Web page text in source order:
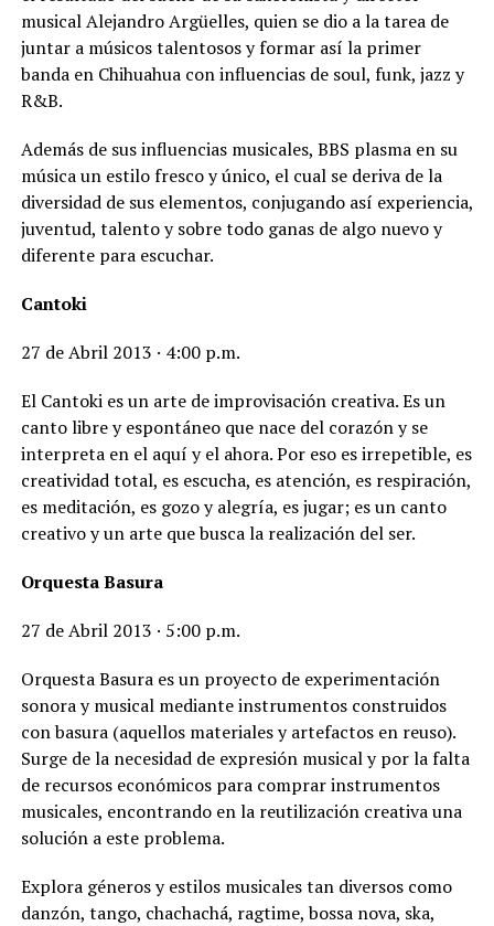
musical Alejandro Argüelles, quien se dio a la tarea de
juntar a músicos talentosos y formar así la primer
banda en Chihuahua con influencias de soul, funk, jazz y
R&B.
Además de sus influencias musicales, BBS plasma en su
música un estilo fresco y único, el cual se deriva de la
diversidad de sus elementos, conjugando así experiencia,
juventud, talento y sobre todo ganas de algo nuevo y
diferente para escuchar.
Cantoki
27 de Abril 2013 · 4:00 p.m.
El Cantoki es un arte de improvisación creativa. Es un
canto libre y espontáneo que nace del corazón y se
interpreta en el aquí y el ahora. Por eso es irrepetible, es
creatividad total, es escucha, es atención, es respiración,
es meditación, es gozo y alegría, es jugar; es un canto
creativo y un arte que busca la realización del ser.
Orquesta Basura
27 de Abril 2013 · 5:00 p.m.
Orquesta Basura es un proyecto de experimentación
sonora y musical mediante instrumentos construidos
con basura (aquellos materiales y artefactos en reuso).
Surge de la necesidad de expresión musical y por la falta
de recursos económicos para comprar instrumentos
musicales, encontrando en la reutilización creativa una
solución a este problema.
Explora géneros y estilos musicales tan diversos como
danzón, tango, chachachá, ragtime, bossa nova, ska,